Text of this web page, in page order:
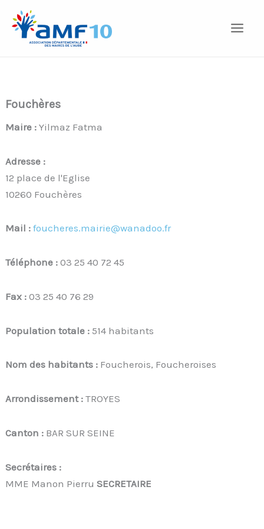
contenu
Fouchères
Maire :Yilmaz Fatma
Adresse :
12 place de l'Eglise
10260 Fouchères
Mail :foucheres.mairie@wanadoo.fr
Téléphone :03 25 40 72 45
Fax :03 25 40 76 29
Population totale : 514 habitants
Nom des habitants : Foucherois, Foucheroises
Arrondissement :TROYES
Canton : BAR SUR SEINE
Secrétaires :
MME Manon PierruSECRETAIRE